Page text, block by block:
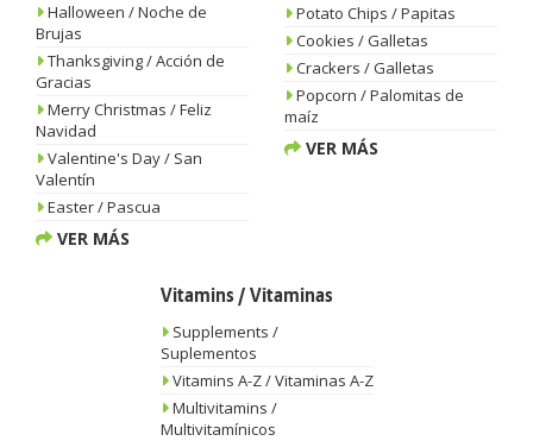
Halloween / Noche de
Brujas
Thanksgiving / Acción de
Gracias
Merry Christmas / Feliz
Navidad
Valentine's Day / San
Valentín
Easter / Pascua
VER MÁS
Potato Chips / Papitas
Cookies / Galletas
Crackers / Galletas
Popcorn / Palomitas de
maíz
VER MÁS
Vitamins / Vitaminas
Supplements /
Suplementos
Vitamins A-Z / Vitaminas A-Z
Multivitamins /
Multivitamínicos